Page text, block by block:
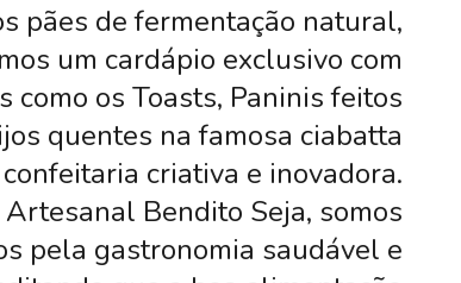
pães de fermentação natural,
um cardápio exclusivo com
como os Toasts, Paninis feitos
quentes na famosa ciabatta
criativa e inovadora.
Artesanal Bendito Seja, somos
pela gastronomia saudável e